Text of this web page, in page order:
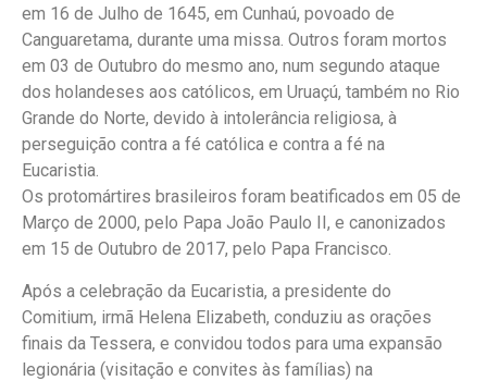
em 16 de Julho de 1645, em Cunhaú, povoado de
Canguaretama, durante uma missa. Outros foram mortos
em 03 de Outubro do mesmo ano, num segundo ataque
dos holandeses aos católicos, em Uruaçú, também no Rio
Grande do Norte, devido à intolerância religiosa, à
perseguição contra a fé católica e contra a fé na
Eucaristia.
Os protomártires brasileiros foram beatificados em 05 de
Março de 2000, pelo Papa João Paulo II, e canonizados
em 15 de Outubro de 2017, pelo Papa Francisco.
Após a celebração da Eucaristia, a presidente do
Comitium, irmã Helena Elizabeth, conduziu as orações
finais da Tessera, e convidou todos para uma expansão
legionária (visitação e convites às famílias) na